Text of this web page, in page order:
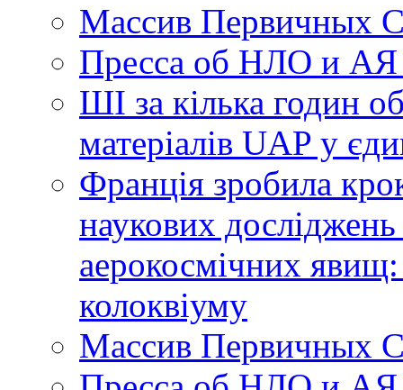
Массив Первичных
Пресса об НЛО и
ШІ за кілька годин
матеріалів UAP у
Франція зробила
наукових
аерокосмічних
колоквіуму
Массив Первичных